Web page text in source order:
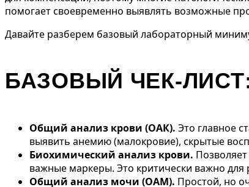
помогает своевременно выявлять возможные
Давайте разберем базовый лабораторный
БАЗОВЫЙ ЧЕК-
Общий анализ крови (ОАК). Это главное
выявить анемию (малокровие), скрытые
Биохимический анализ крови.
важные маркеры. Это критически важно
Общий анализ мочи (ОАМ). Простой, но